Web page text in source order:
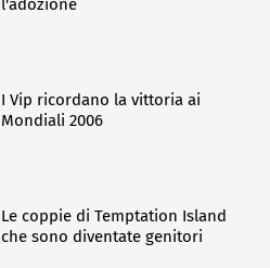
l'adozione
I Vip ricordano la vittoria ai
Mondiali 2006
Le coppie di Temptation Island
che sono diventate genitori